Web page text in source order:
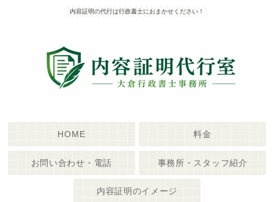
内容証明の代行は行政書士におまかせください！
HOME 料金
お問い合わせ・電話 事務所・スタッフ紹介
内容証明のイメージ